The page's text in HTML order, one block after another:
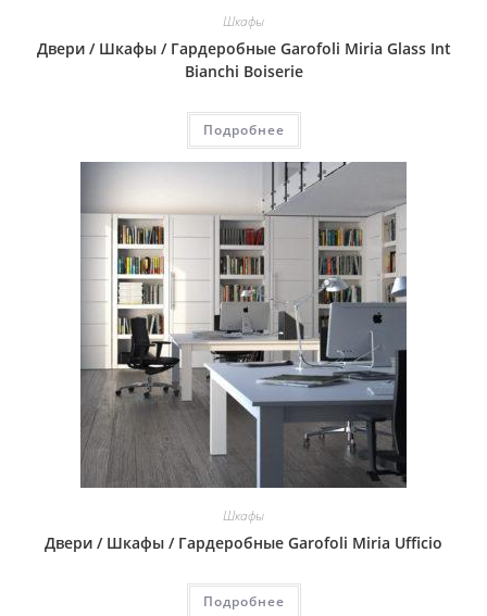
Шкафы
Двери / Шкафы / Гардеробные Garofoli Miria Glass Int
Bianchi Boiserie
Подробнее
Шкафы
Двери / Шкафы / Гардеробные Garofoli Miria Ufficio
Подробнее